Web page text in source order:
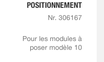
POSITIONNEMENT
Nr. 306167
Pour les modules à
poser modèle 10